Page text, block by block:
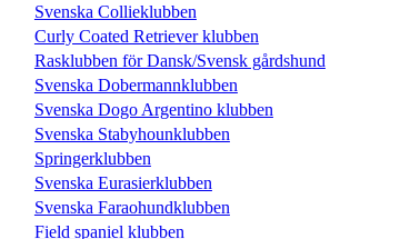
Svenska Collieklubben
Curly Coated Retriever klubben
Rasklubben för Dansk/Svensk gårdshund
Svenska Dobermannklubben
Svenska Dogo Argentino klubben
Svenska Stabyhounklubben
Springerklubben
Svenska Eurasierklubben
Svenska Faraohundklubben
Field spaniel klubben